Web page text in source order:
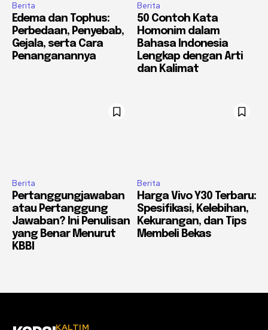
Berita
Edema dan Tophus:
Perbedaan, Penyebab,
Gejala, serta Cara
Penanganannya
Berita
50 Contoh Kata
Homonim dalam
Bahasa Indonesia
Lengkap dengan Arti
dan Kalimat
Berita
Pertanggungjawaban
atau Pertanggung
Jawaban? Ini Penulisan
yang Benar Menurut
KBBI
Berita
Harga Vivo Y30 Terbaru:
Spesifikasi, Kelebihan,
Kekurangan, dan Tips
Membeli Bekas
KALTIM